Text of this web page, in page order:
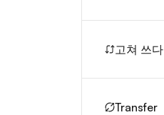
고쳐 쓰다
Transfer